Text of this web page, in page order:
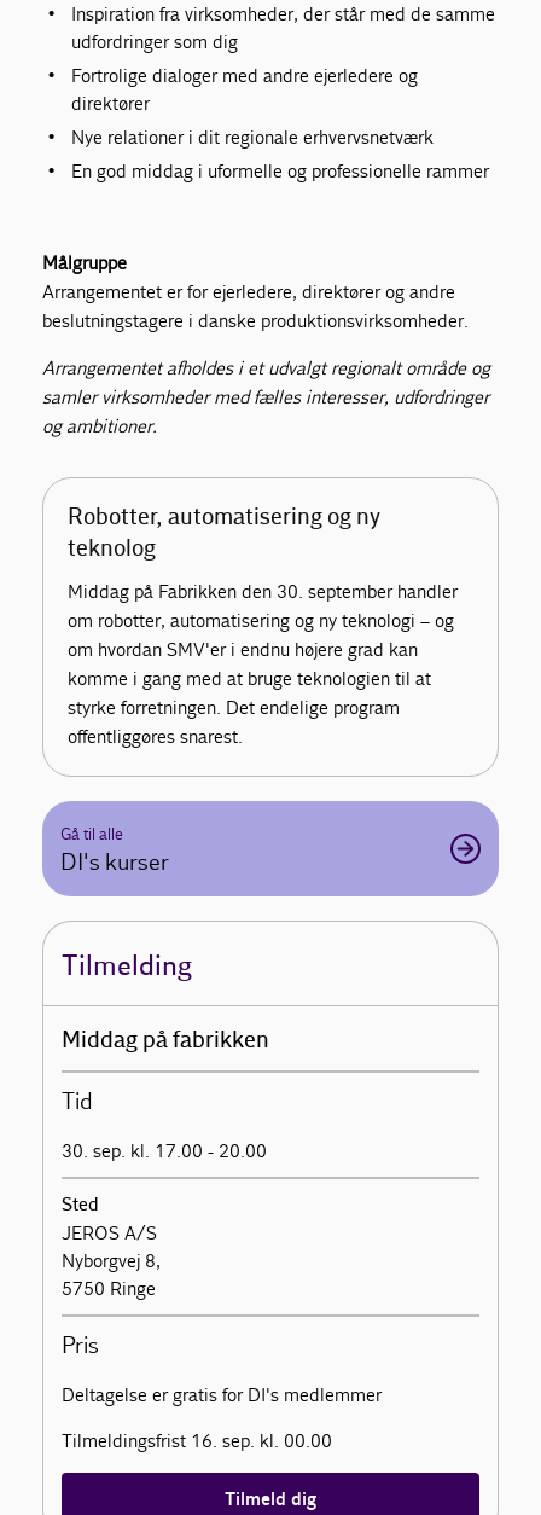
Inspiration fra virksomheder, der står med de samme
udfordringer som dig
Fortrolige dialoger med andre ejerledere og
direktører
Nye relationer i dit regionale erhvervsnetværk
En god middag i uformelle og professionelle rammer
Målgruppe
Arrangementet er for ejerledere, direktører og andre
beslutningstagere i danske produktionsvirksomheder.
Arrangementet afholdes i et udvalgt regionalt område og
samler virksomheder med fælles interesser, udfordringer
og ambitioner.
Robotter, automatisering og ny
teknolog
Middag på Fabrikken den 30. september handler
om robotter, automatisering og ny teknologi – og
om hvordan SMV'er i endnu højere grad kan
komme i gang med at bruge teknologien til at
styrke forretningen. Det endelige program
offentliggøres snarest.
Gå til alle
DI's kurser
Tilmelding
Middag på fabrikken
Tid
30. sep. kl. 17.00 - 20.00
Sted
JEROS A/S
Nyborgvej 8,
5750 Ringe
Pris
Deltagelse er gratis for DI's medlemmer
Tilmeldingsfrist 16. sep. kl. 00.00
Tilmeld dig